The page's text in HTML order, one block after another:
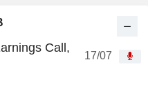
Call,
17/07